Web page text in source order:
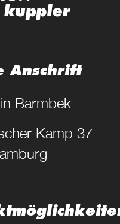
Anschrift
Barmbek
Kamp 37